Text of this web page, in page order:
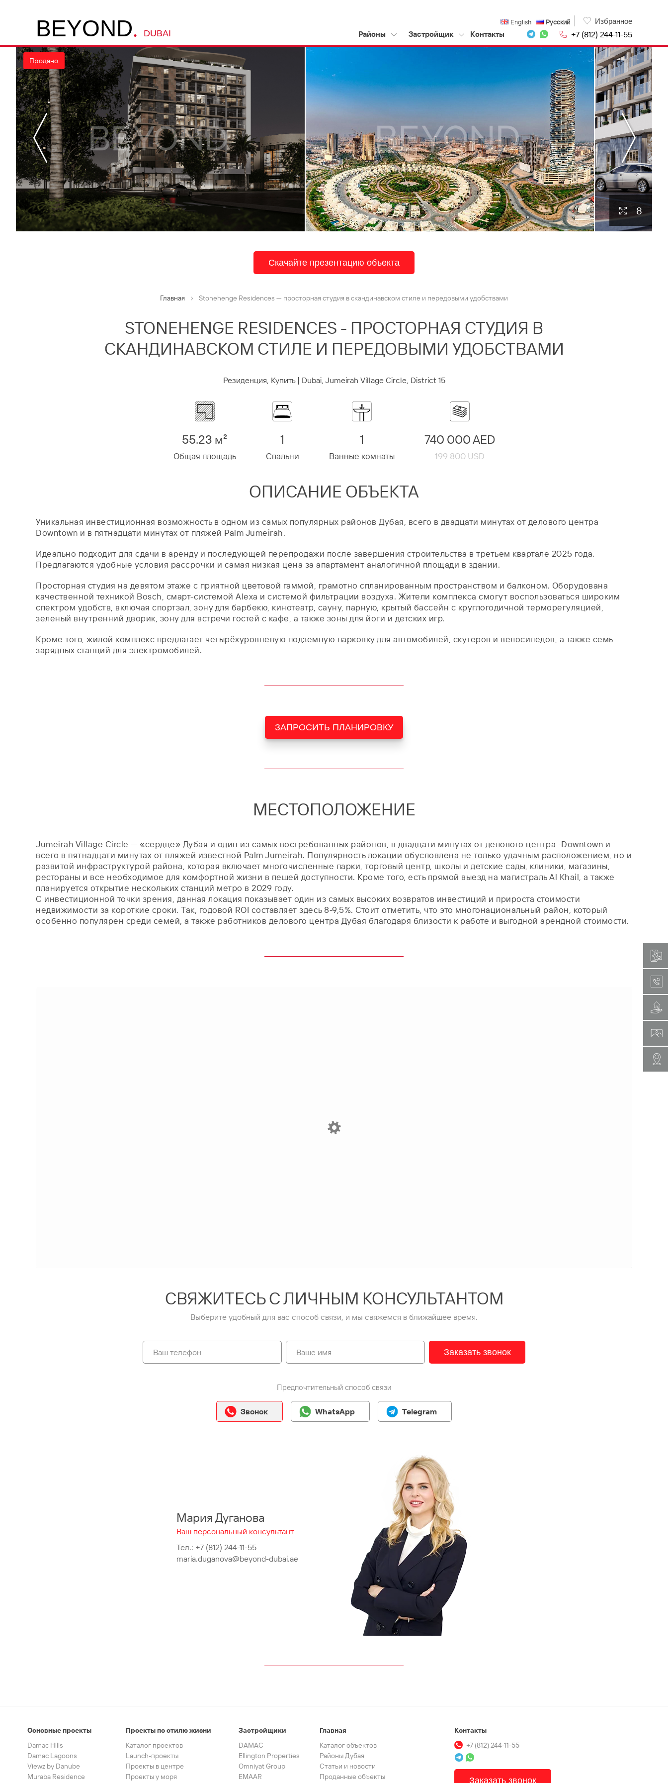
BEYOND. DUBAI
English Русский Избранное
Районы Застройщик Контакты +7 (812) 244-11-55
Продано
8
Скачайте презентацию объекта
Главная Stonehenge Residences — просторная студия в скандинавском стиле и передовыми удобствами
STONEHENGE RESIDENCES - ПРОСТОРНАЯ СТУДИЯ В
СКАНДИНАВСКОМ СТИЛЕ И ПЕРЕДОВЫМИ УДОБСТВАМИ
Резиденция, Купить | Dubai, Jumeirah Village Circle, District 15
55.23 м²
Общая площадь
1
Спальни
1
Ванные комнаты
740 000 AED
199 800 USD
ОПИСАНИЕ ОБЪЕКТА
Уникальная инвестиционная возможность в одном из самых популярных районов Дубая, всего в двадцати минутах от делового центра
Downtown и в пятнадцати минутах от пляжей Palm Jumeirah.
Идеально подходит для сдачи в аренду и последующей перепродажи после завершения строительства в третьем квартале 2025 года.
Предлагаются удобные условия рассрочки и самая низкая цена за апартамент аналогичной площади в здании.
Просторная студия на девятом этаже с приятной цветовой гаммой, грамотно спланированным пространством и балконом. Оборудована
качественной техникой Bosch, смарт-системой Alexa и системой фильтрации воздуха. Жители комплекса смогут воспользоваться широким
спектром удобств, включая спортзал, зону для барбекю, кинотеатр, сауну, парную, крытый бассейн с круглогодичной терморегуляцией,
зеленый внутренний дворик, зону для встречи гостей с кафе, а также зоны для йоги и детских игр.
Кроме того, жилой комплекс предлагает четырёхуровневую подземную парковку для автомобилей, скутеров и велосипедов, а также семь
зарядных станций для электромобилей.
ЗАПРОСИТЬ ПЛАНИРОВКУ
МЕСТОПОЛОЖЕНИЕ
Jumeirah Village Circle — «сердце» Дубая и один из самых востребованных районов, в двадцати минутах от делового центра -Downtown и
всего в пятнадцати минутах от пляжей известной Palm Jumeirah. Популярность локации обусловлена не только удачным расположением, но и
развитой инфраструктурой района, которая включает многочисленные парки, торговый центр, школы и детские сады, клиники, магазины,
рестораны и все необходимое для комфортной жизни в пешей доступности. Кроме того, есть прямой выезд на магистраль Al Khail, а также
планируется открытие нескольких станций метро в 2029 году.
С инвестиционной точки зрения, данная локация показывает один из самых высоких возвратов инвестиций и прироста стоимости
недвижимоcти за короткие сроки. Так, годовой ROI составляет здесь 8-9,5%. Стоит отметить, что это многонациональный район, который
особенно популярен среди семей, а также работников делового центра Дубая благодаря близости к работе и выгодной арендной стоимости.
СВЯЖИТЕСЬ С ЛИЧНЫМ КОНСУЛЬТАНТОМ
Выберите удобный для вас способ связи, и мы свяжемся в ближайшее время.
Заказать звонок
Предпочтительный способ связи
Звонок WhatsApp Telegram
Мария Дуганова
Ваш персональный консультант
Тел.: +7 (812) 244-11-55
maria.duganova@beyond-dubai.ae
Основные проекты
Damac Hills
Damac Lagoons
Viewz by Danube
Muraba Residence
Проекты по стилю жизни
Каталог проектов
Launch-проекты
Проекты в центре
Проекты у моря
Застройщики
DAMAC
Ellington Properties
Omniyat Group
EMAAR
Главная
Каталог объектов
Районы Дубая
Статьи и новости
Проданные объекты
Контакты
+7 (812) 244-11-55
Заказать звонок